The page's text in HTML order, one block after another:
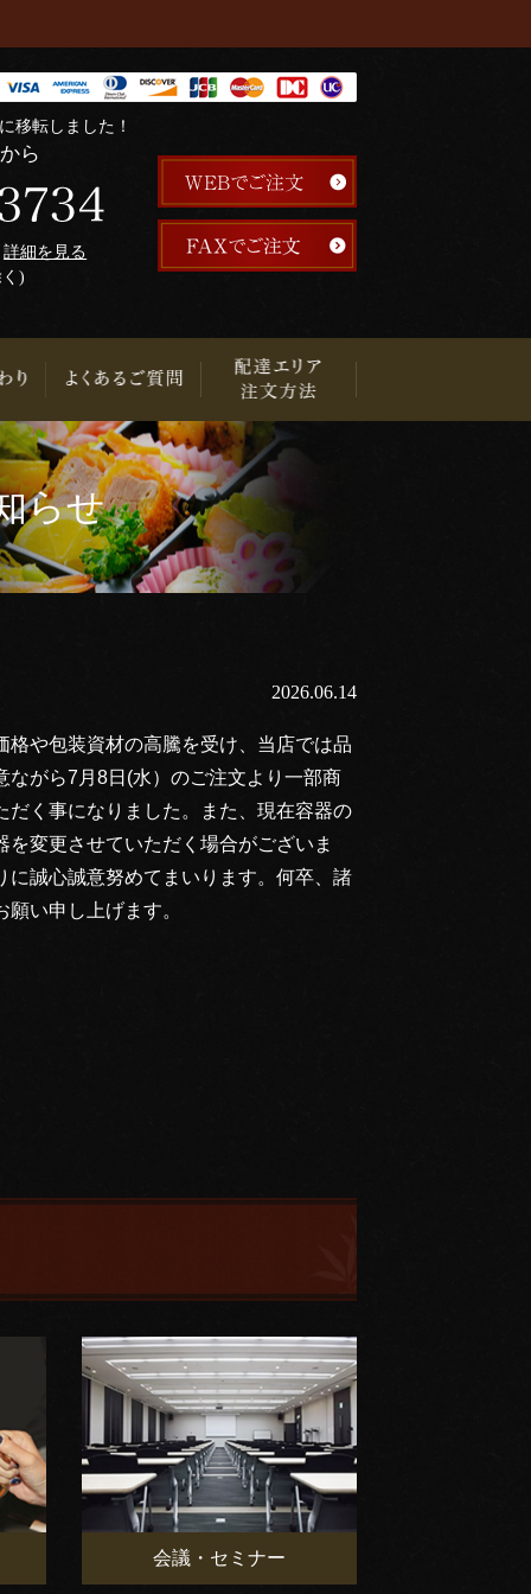
移転しました！
ら
詳細を見る
)
らせ
2026.06.14
や包装資材の高騰を受け、当店では品
がら7月8日(水）のご注文より一部商
く事になりました。また、現在容器の
変更させていただく場合がございま
誠心誠意努めてまいります。何卒、諸
い申し上げます。
会議・セミナー